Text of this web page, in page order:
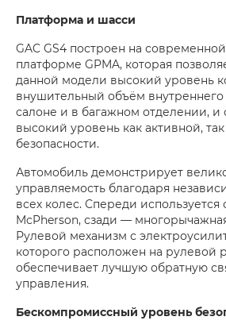
Платформа и шасси
GAC GS4 построен на
платформе GPMA, которая
данной модели высокий уровень
внушительный объём внутреннего
салоне и в багажном отделении, и
высокий уровень как активной,
безопасности.
Автомобиль демонстрирует
управляемость благодаря
всех колес. Спереди используется
McPherson, сзади —
Рулевой механизм с
которого расположен на рулевой
обеспечивает лучшую обратную
управления.
Бескомпромиссный уровень